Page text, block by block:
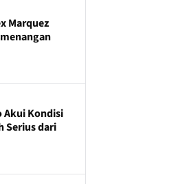
Marquez
Akui Kondisi
Serius dari